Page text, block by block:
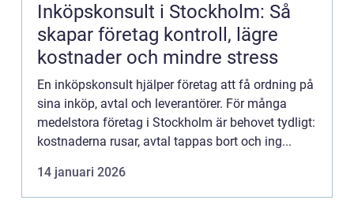
Inköpskonsult i Stockholm: Så
skapar företag kontroll, lägre
kostnader och mindre stress
En inköpskonsult hjälper företag att få ordning på
sina inköp, avtal och leverantörer. För många
medelstora företag i Stockholm är behovet tydligt:
kostnaderna rusar, avtal tappas bort och ing...
14 januari 2026